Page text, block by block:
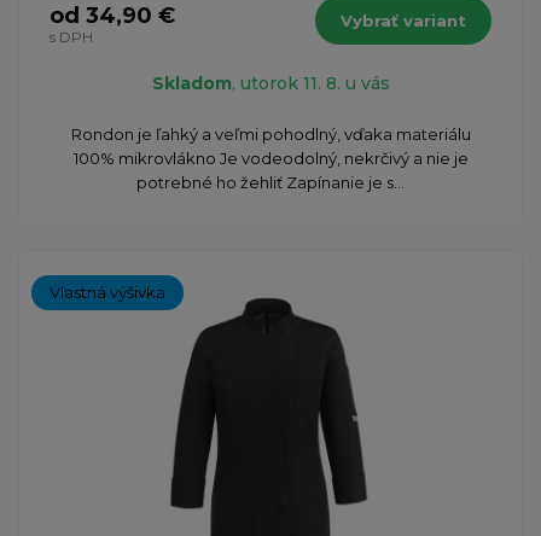
od 34,90 €
s DPH
Vybrať variant
Skladom, utorok 11. 8. u vás
Rondon je ľahký a veľmi pohodlný, vďaka materiálu
100% mikrovlákno Je vodeodolný, nekrčivý a nie je
potrebné ho žehliť Zapínanie je s...
Vlastná výšivka